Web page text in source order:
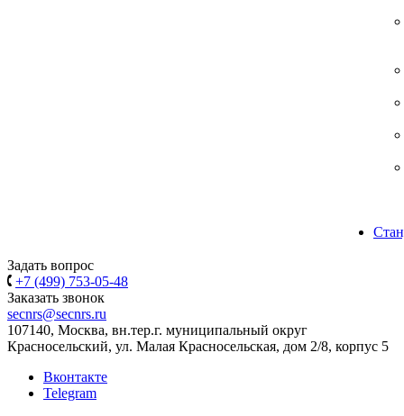
Задать вопрос
+7 (499) 753-05-48
Заказать звонок
secnrs@secnrs.ru
107140, Москва, вн.тер.г. муниципальный округ
Красносельский, ул. Малая Красносельская, дом 2/8, корпус 5
Вконтакте
Telegram